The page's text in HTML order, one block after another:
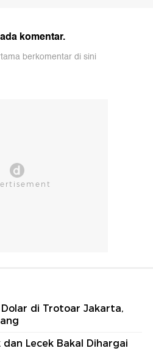
komentar.
berkomentar di sini
di Trotoar Jakarta,
dan Lecek Bakal Dihargai